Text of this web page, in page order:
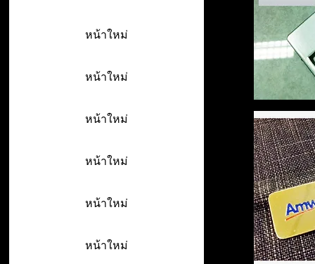
หน้าใหม่
หน้าใหม่
หน้าใหม่
หน้าใหม่
หน้าใหม่
หน้าใหม่